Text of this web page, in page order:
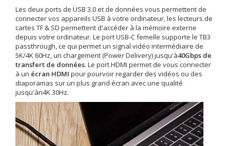
Les deux ports de USB 3.0 et de données vous permettent de
connecter vos appareils USB à votre ordinateur, les lecteurs de
cartes TF & SD permettent d'accéder à la mémoire externe
depuis votre ordinateur. Le port USB-C femelle supporte le TB3
passthrough, ce qui permet un signal vidéo intermédiaire de
5K/4K 60Hz, un chargement (Power Delivery) jusqu'à40Gbps de
transfert de données. Le port HDMI permet de vous connecter
à un écran HDMI pour pourvoir regarder des vidéos ou des
diaporamas sur un plus grand écran avec une qualité
jusqu'àn4K 30Hz.